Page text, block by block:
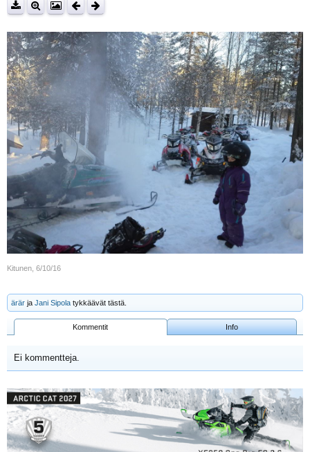
Kitunen 6/10/16
ärär ja Jani Sipola tykkäävät tästä.
Kommentit Info
Ei kommentteja.